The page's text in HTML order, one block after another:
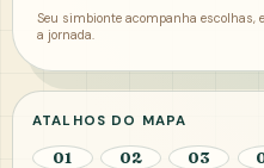
Seu simbionte acompanha escolhas,
a jornada.
ATALHOS DO MAPA
01 02 03